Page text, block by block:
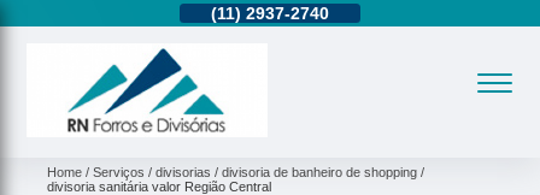
(11)2937-2740
Home Serviços divisorias
divisoria de banheiro de shopping
divisoria sanitária valor Região Central